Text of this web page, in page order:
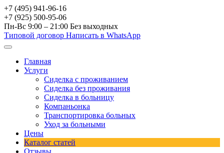
+7 (495) 941-96-16
+7 (925) 500-95-06
Пн-Вс 9:00 – 21:00 Без выходных
Типовой договор Написать в WhatsApp
Главная
Услуги
Сиделка с проживанием
Сиделка без проживания
Сиделка в больницу
Компаньонка
Транспортировка больных
Уход за больными
Цены
Каталог статей
Отзывы